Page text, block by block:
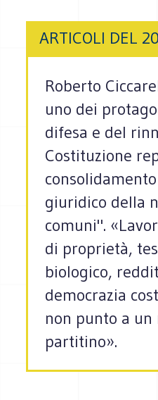
ARTICOLI DEL
Roberto
uno dei
difesa e del
Costituzione
giuridico della
comuni".
di proprietà,
biologico,
democrazia
non punto a un
partitino».